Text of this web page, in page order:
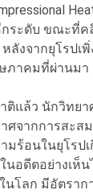
ระดับ ขณะที่
ลังจากยุโรปเ
ภาคมที่ผ่านมา
ติแล้ว นักวิทยา
ศจากการสะส
มร้อนในยุโรป
นอดีตอย่างเห็
นโลก มีอัตราก